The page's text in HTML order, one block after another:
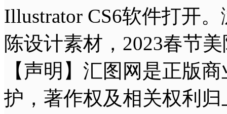
Illustrator CS6软件打开
陈设计素材，2023春节
【声明】汇图网是正版
护，著作权及相关权利